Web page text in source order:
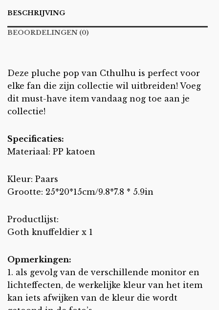
BESCHRIJVING
BEOORDELINGEN (0)
Deze pluche pop van Cthulhu is perfect voor
elke fan die zijn collectie wil uitbreiden! Voeg
dit must-have item vandaag nog toe aan je
collectie!
Specificaties:
Materiaal: PP katoen
Kleur: Paars
Grootte: 25*20*15cm/9.8*7.8 * 5.9in
Productlijst:
Goth knuffeldier x 1
Opmerkingen:
1. als gevolg van de verschillende monitor en
lichteffecten, de werkelijke kleur van het item
kan iets afwijken van de kleur die wordt